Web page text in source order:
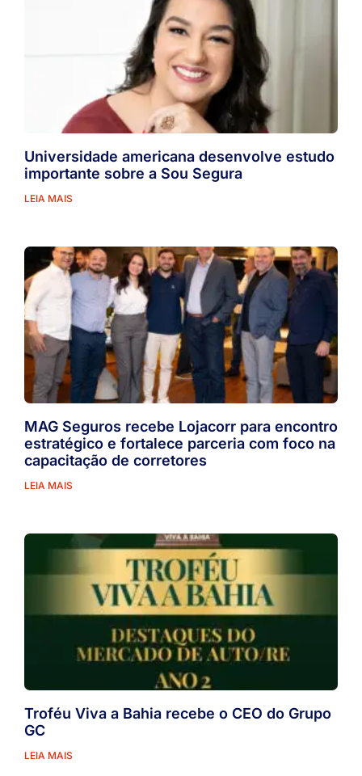
Universidade americana desenvolve estudo
importante sobre a Sou Segura
LEIA MAIS
MAG Seguros recebe Lojacorr para encontro
estratégico e fortalece parceria com foco na
capacitação de corretores
LEIA MAIS
Troféu Viva a Bahia recebe o CEO do Grupo
GC
LEIA MAIS